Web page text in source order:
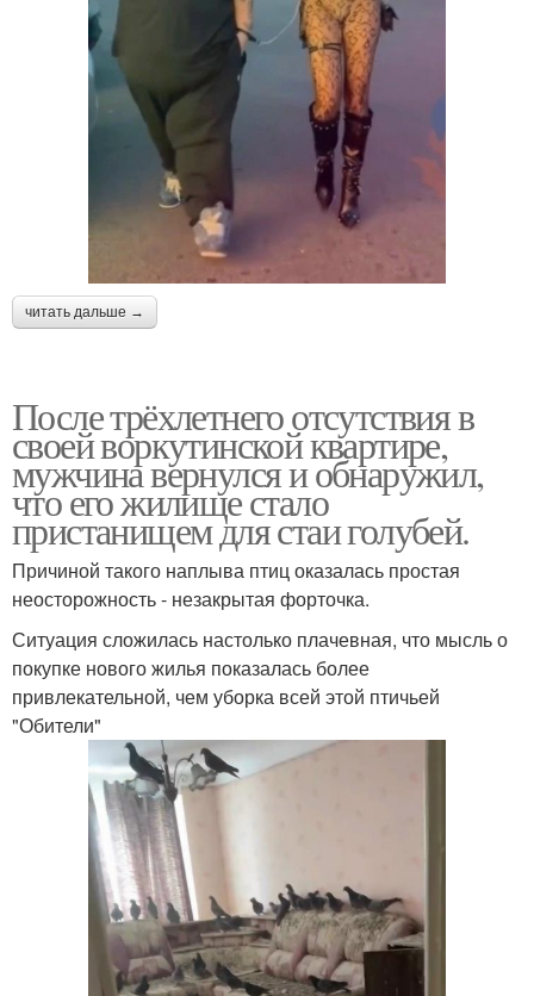
читать дальше →
После трёхлетнего отсутствия в
своей воркутинской квартире,
мужчина вернулся и обнаружил,
что его жилище стало
пристанищем для стаи голубей.
Причиной такого наплыва птиц оказалась простая
неосторожность - незакрытая форточка.
Ситуация сложилась настолько плачевная, что мысль о
покупке нового жилья показалась более
привлекательной, чем уборка всей этой птичьей
"Обители"